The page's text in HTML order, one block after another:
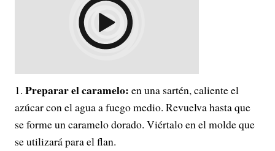
Preparar el caramelo: en una sartén, caliente el
azúcar con el agua a fuego medio. Revuelva hasta que
se forme un caramelo dorado. Viértalo en el molde que
se utilizará para el flan.